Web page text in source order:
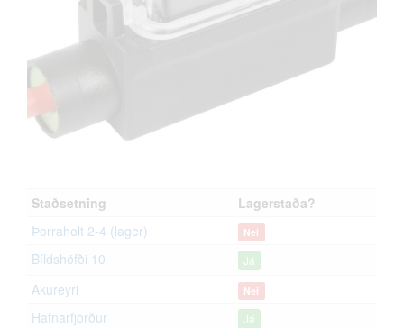
Staðsetning
Lagerstaða?
Þorraholt 2-4 (lager)
Nei
Bíldshöfði 10 Já
Akureyri Nei
Hafnarfjörður Já